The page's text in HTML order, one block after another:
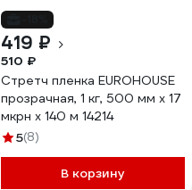
419 ₽
510 ₽
Стретч пленка EUROHOUSE
прозрачная, 1 кг, 500 мм х 17
мкрн х 140 м 14214
5(8)
В корзину